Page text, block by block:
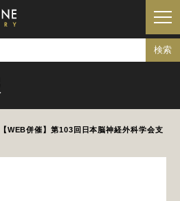
【WEB併催】第103回日本脳神経外科学会支